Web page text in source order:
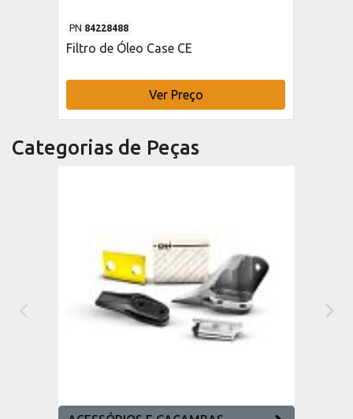
PN 84228488
Filtro de Óleo Case CE
Ver Preço
Categorias de Peças